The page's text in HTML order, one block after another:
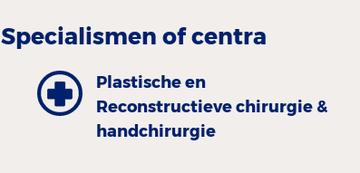
Specialismen of centra
Plastische en
Reconstructieve chirurgie &
handchirurgie